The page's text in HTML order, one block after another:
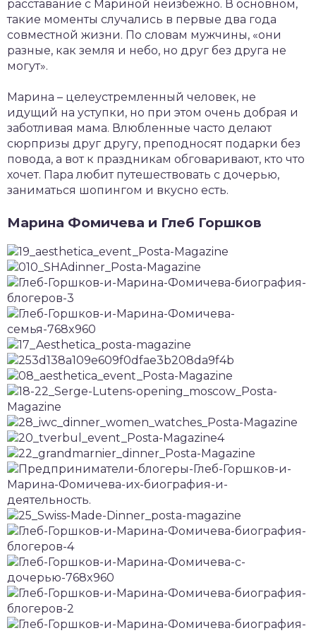
расставание с Мариной неизбежно. В основном,
такие моменты случались в первые два года
совместной жизни. По словам мужчины, «они
разные, как земля и небо, но друг без друга не
могут».
Марина – целеустремленный человек, не
идущий на уступки, но при этом очень добрая и
заботливая мама. Влюбленные часто делают
сюрпризы друг другу, преподносят подарки без
повода, а вот к праздникам обговаривают, кто что
хочет. Пара любит путешествовать с дочерью,
заниматься шопингом и вкусно есть.
Марина Фомичева и Глеб Горшков